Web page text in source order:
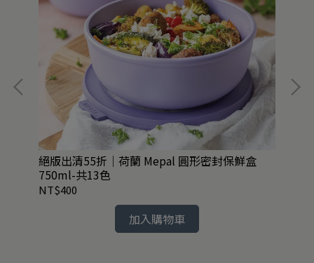
絕版出清55折｜荷蘭 Mepal 圓形密封保鮮盒
750ml-共13色
NT$400
加入購物車